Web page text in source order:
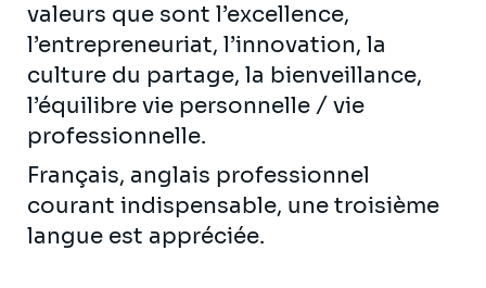
valeurs que sont l’excellence,
l’entrepreneuriat, l’innovation, la
culture du partage, la bienveillance,
l’équilibre vie personnelle / vie
professionnelle.
Français, anglais professionnel
courant indispensable, une troisième
langue est appréciée.